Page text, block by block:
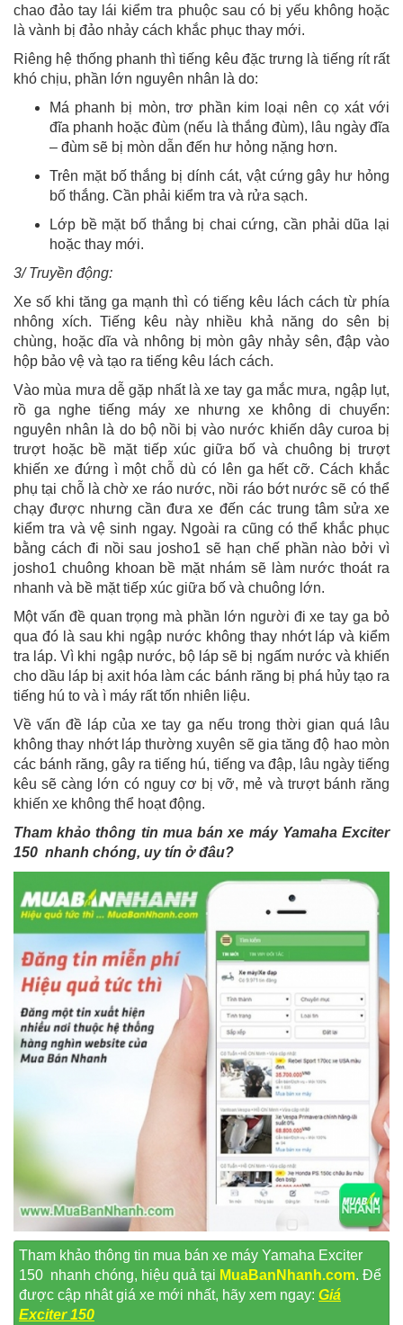
chao đảo tay lái kiểm tra phuộc sau có bị yếu không hoặc
là vành bị đảo nhảy cách khắc phục thay mới.
Riêng hệ thống phanh thì tiếng kêu đặc trưng là tiếng rít rất
khó chịu, phần lớn nguyên nhân là do:
Má phanh bị mòn, trơ phần kim loại nên cọ xát với
đĩa phanh hoặc đùm (nếu là thắng đùm), lâu ngày đĩa
– đùm sẽ bị mòn dẫn đến hư hỏng nặng hơn.
Trên mặt bố thắng bị dính cát, vật cứng gây hư hỏng
bố thắng. Cần phải kiểm tra và rửa sạch.
Lớp bề mặt bố thắng bị chai cứng, cần phải dũa lại
hoặc thay mới.
3/ Truyền động:
Xe số khi tăng ga mạnh thì có tiếng kêu lách cách từ phía
nhông xích. Tiếng kêu này nhiều khả năng do sên bị
chùng, hoặc dĩa và nhông bị mòn gây nhảy sên, đập vào
hộp bảo vệ và tạo ra tiếng kêu lách cách.
Vào mùa mưa dễ gặp nhất là xe tay ga mắc mưa, ngập lụt,
rồ ga nghe tiếng máy xe nhưng xe không di chuyển:
nguyên nhân là do bộ nồi bị vào nước khiến dây curoa bị
trượt hoặc bề mặt tiếp xúc giữa bố và chuông bị trượt
khiến xe đứng ì một chỗ dù có lên ga hết cỡ. Cách khắc
phụ tại chỗ là chờ xe ráo nước, nồi ráo bớt nước sẽ có thể
chạy được nhưng cần đưa xe đến các trung tâm sửa xe
kiểm tra và vệ sinh ngay. Ngoài ra cũng có thể khắc phục
bằng cách đi nồi sau josho1 sẽ hạn chế phần nào bởi vì
josho1 chuông khoan bề mặt nhám sẽ làm nước thoát ra
nhanh và bề mặt tiếp xúc giữa bố và chuông lớn.
Một vấn đề quan trọng mà phần lớn người đi xe tay ga bỏ
qua đó là sau khi ngập nước không thay nhớt láp và kiểm
tra láp. Vì khi ngập nước, bộ láp sẽ bị ngấm nước và khiến
cho dầu láp bị axit hóa làm các bánh răng bị phá hủy tạo ra
tiếng hú to và ì máy rất tốn nhiên liệu.
Về vấn đề láp của xe tay ga nếu trong thời gian quá lâu
không thay nhớt láp thường xuyên sẽ gia tăng độ hao mòn
các bánh răng, gây ra tiếng hú, tiếng va đập, lâu ngày tiếng
kêu sẽ càng lớn có nguy cơ bị vỡ, mẻ và trượt bánh răng
khiến xe không thể hoạt động.
Tham khảo thông tin mua bán xe máy Yamaha Exciter
150 nhanh chóng, uy tín ở đâu?
Tham khảo thông tin mua bán xe máy Yamaha Exciter
150 nhanh chóng, hiệu quả tại MuaBanNhanh.com. Để
được cập nhât giá xe mới nhất, hãy xem ngay: Giá
Exciter 150